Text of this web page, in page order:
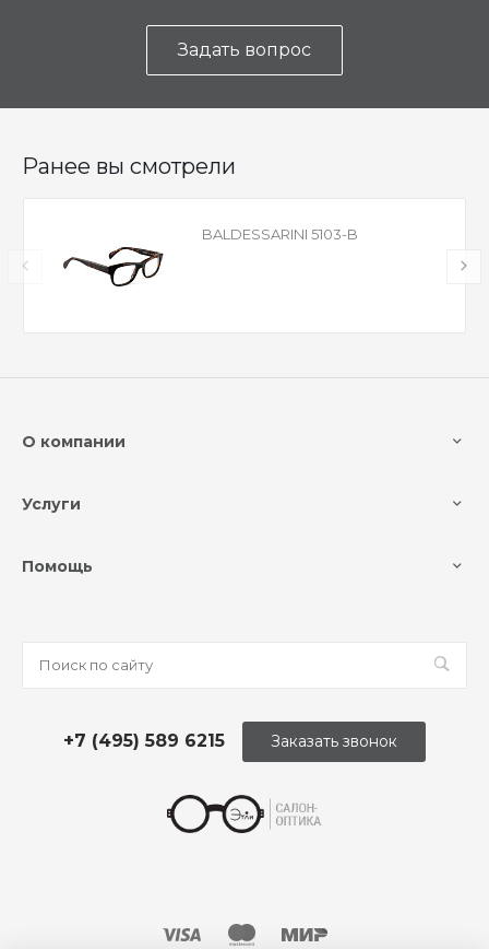
Задать вопрос
Ранее вы смотрели
BALDESSARINI 5103-B
О компании
Услуги
Помощь
+7 (495) 589 6215 Заказать звонок